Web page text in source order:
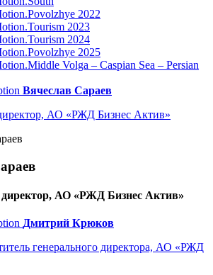
2022
2023
2024
2025
Volga – Caspian Sea – Persian
Вячеслав Сараев
АО «РЖД Бизнес Актив»
АО «РЖД Бизнес Актив»
Дмитрий Крюков
генерального директора, АО «РЖД